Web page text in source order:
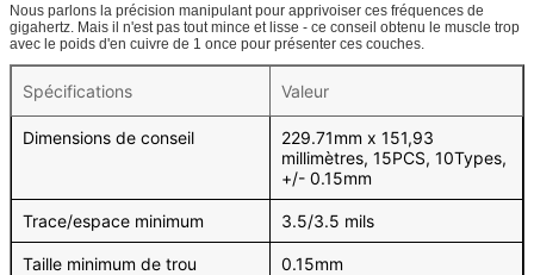
Nous parlons la précision manipulant pour apprivoiser ces fréquences de
gigahertz. Mais il n'est pas tout mince et lisse - ce conseil obtenu le muscle trop
avec le poids d'en cuivre de 1 once pour présenter ces couches.
Spécifications Valeur
Dimensions de conseil
229.71mm x 151,93
millimètres, 15PCS, 10Types,
+/- 0.15mm
Trace/espace minimum 3.5/3.5 mils
Taille minimum de trou 0.15mm